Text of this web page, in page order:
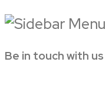
Be in touch with us